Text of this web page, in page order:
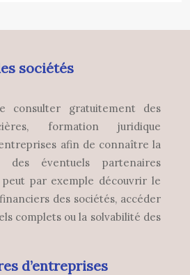
sociétés
consulter gratuitement des
formation juridique
afin de connaître la
des éventuels partenaires
par exemple découvrir le
des sociétés, accéder
complets ou la solvabilité des
d’entreprises